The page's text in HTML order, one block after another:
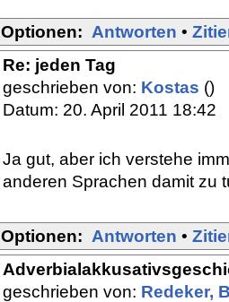
Optionen: Antworten •
Re: jeden Tag
geschrieben von: Kostas ()
Datum: 20. April 2011 18:42
Ja gut, aber ich verstehe
anderen Sprachen damit zu
Optionen: Antworten •
geschrieben von: Redeker,